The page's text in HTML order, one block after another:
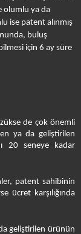
olumlu ya da
ise patent alınmış
buluş
için 6 ay süre
de çok önemli
ya da geliştirilen
20 seneye kadar
patent sahibinin
ücret karşılığında
geliştirilen ürünün